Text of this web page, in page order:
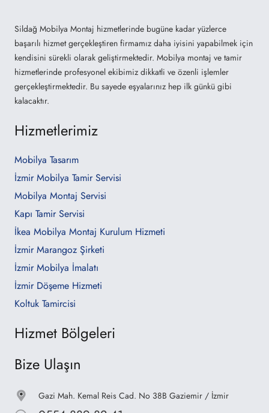
Sildağ Mobilya Montaj hizmetlerinde bugüne kadar yüzlerce
başarılı hizmet gerçekleştiren firmamız daha iyisini yapabilmek için
kendisini sürekli olarak geliştirmektedir. Mobilya montaj ve tamir
hizmetlerinde profesyonel ekibimiz dikkatli ve özenli işlemler
gerçekleştirmektedir. Bu sayede eşyalarınız hep ilk günkü gibi
kalacaktır.
Hizmetlerimiz
Mobilya Tasarım
İzmir Mobilya Tamir Servisi
Mobilya Montaj Servisi
Kapı Tamir Servisi
İkea Mobilya Montaj Kurulum Hizmeti
İzmir Marangoz Şirketi
İzmir Mobilya İmalatı
İzmir Döşeme Hizmeti
Koltuk Tamircisi
Hizmet Bölgeleri
Bize Ulaşın
Gazi Mah. Kemal Reis Cad. No 38B Gaziemir / İzmir